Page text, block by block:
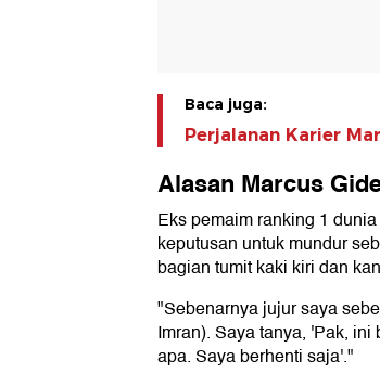
Baca juga:
Perjalanan Karier
Alasan Marcus
Eks pemaim ranking 1
keputusan untuk mundur
bagian tumit kaki kiri dan
"Sebenarnya jujur saya
Imran). Saya tanya, 'Pak,
apa. Saya berhenti saja'."